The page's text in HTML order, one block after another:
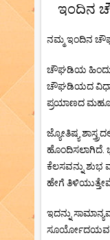
ಇಂದಿನ
ನಮ್ಮ ಇಂದಿನ
ಚೌಘಡಿಯ ಹಿಂದು
ಚೌಘಡಿಯದ
ಪ್ರಯಾಣದ
ಜ್ಯೋತಿಷ್ಯ
ಹೊಂದಿಸಲಾಗಿದೆ.
ಕೆಲಸವನ್ನು ಶುಭ
ಹೇಗೆ
ಇದನ್ನು